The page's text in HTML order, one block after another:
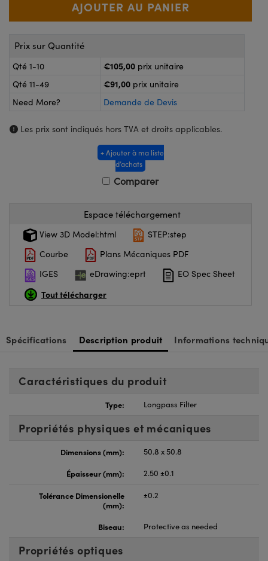
: Caméras
Optiques Lightpath
Optiques de SCHOTT
Prix sur Quantité
Qté 1-10 €105,00 prix unitaire
Qté 11-49
€91,00 prix unitaire
Need More?
Demande de Devis
Les prix sont indiqués hors TVA et droits applicables.
+ Ajouter à ma liste
d’achats
Comparer
Espace téléchargement
View 3D Model:html
STEP:step
Courbe
Plans Mécaniques PDF
IGES
eDrawing:eprt EO Spec Sheet
Tout télécharger
Spécifications Description produit Informations
Caractéristiques du produit
Type: Longpass Filter
Propriétés physiques et mécaniques
Dimensions (mm):
50.8 x 50.8
Épaisseur (mm):
2.50 ±0.1
Tolérance Dimensionelle
(mm):
±0.2
Biseau: Protective as needed
Propriétés optiques